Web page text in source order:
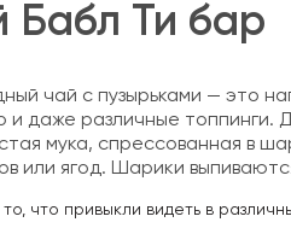
Бабл Ти бар
чай с пузырьками — это
и даже различные
мука, спрессованная в
или ягод. Шарики
что привыкли видеть в